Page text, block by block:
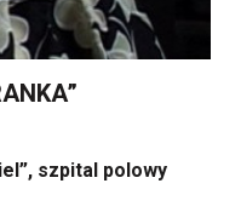
szpital polowy